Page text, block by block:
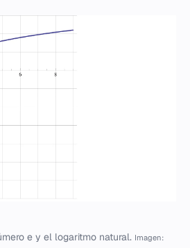
e y el logaritmo natural. Imagen: